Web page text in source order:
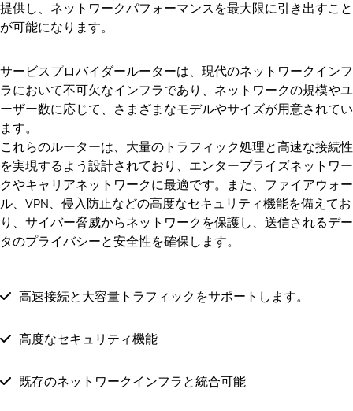
提供し、ネットワークパフォーマンスを最大限に引き出すこと
が可能になります。
サービスプロバイダールーターは、現代のネットワークインフ
ラにおいて不可欠なインフラであり、ネットワークの規模やユ
ーザー数に応じて、さまざまなモデルやサイズが用意されてい
ます。
これらのルーターは、大量のトラフィック処理と高速な接続性
を実現するよう設計されており、エンタープライズネットワー
クやキャリアネットワークに最適です。また、ファイアウォー
ル、VPN、侵入防止などの高度なセキュリティ機能を備えてお
り、サイバー脅威からネットワークを保護し、送信されるデー
タのプライバシーと安全性を確保します。
高速接続と大容量トラフィックをサポートします。
高度なセキュリティ機能
既存のネットワークインフラと統合可能